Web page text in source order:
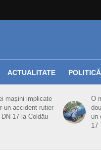
ACTUALITATE POLITICĂ
mașini implicate
un accident rutier
DN 17 la Coldău
O
un
17